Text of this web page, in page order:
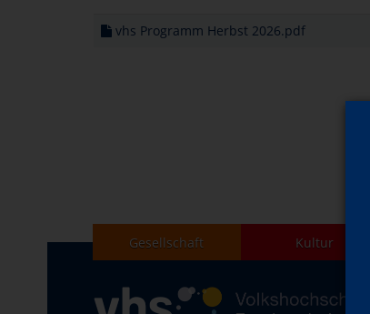
vhs Programm Herbst 2026.pdf
Gesellschaft Kultur